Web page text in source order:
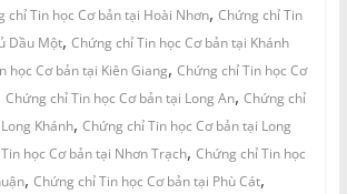
chỉ Tin học Cơ bản tại Hoài Nhơn, Chứng chỉ Tin
Dầu Một, Chứng chỉ Tin học Cơ bản tại Khánh
học Cơ bản tại Kiên Giang, Chứng chỉ Tin học Cơ
Chứng chỉ Tin học Cơ bản tại Long An, Chứng chỉ
Khánh, Chứng chỉ Tin học Cơ bản tại Long
học Cơ bản tại Nhơn Trạch, Chứng chỉ Tin học
, Chứng chỉ Tin học Cơ bản tại Phù Cát,